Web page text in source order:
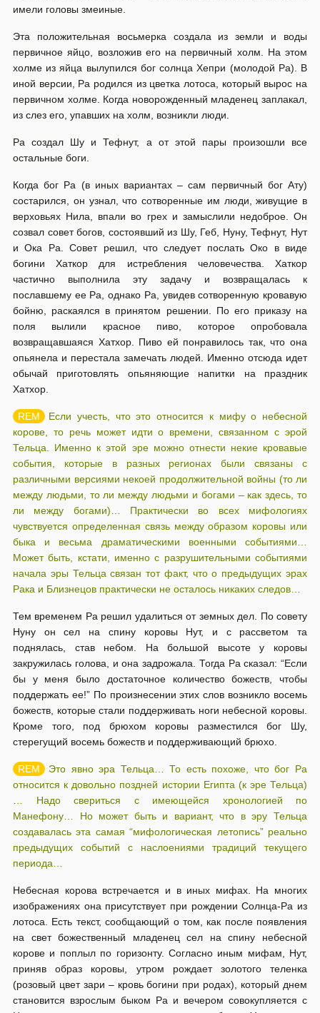
имели головы змеиные.
Эта положительная восьмерка создала из земли и воды
первичное яйцо, возложив его на первичный холм. На этом
холме из яйца вылупился бог солнца Хепри (молодой Ра). В
иной версии, Ра родился из цветка лотоса, который вырос на
первичном холме. Когда новорожденный младенец заплакал,
из слез его, упавших на холм, возникли люди.
Ра создал Шу и Тефнут, а от этой пары произошли все
остальные боги.
Когда бог Ра (в иных вариантах – сам первичный бог Ату)
состарился, он узнал, что сотворенные им люди, живущие в
верховьях Нила, впали во грех и замыслили недоброе. Он
созвал совет богов, состоявший из Шу, Геб, Нуну, Тефнут, Нут
и Ока Ра. Совет решил, что следует послать Око в виде
богини Хаткор для истребления человечества. Хаткор
частично выполнила эту задачу и возвращалась к
пославшему ее Ра, однако Ра, увидев сотворенную кровавую
бойню, раскаялся в принятом решении. По его приказу на
поля вылили красное пиво, которое опробовала
возвращавшаяся Хатхор. Пиво ей понравилось так, что она
опьянела и перестала замечать людей. Именно отсюда идет
обычай приготовлять опьяняющие напитки на праздник
Хатхор.
Если учесть, что это относится к мифу о небесной
корове, то речь может идти о времени, связанном с эрой
Тельца. Именно к этой эре можно отнести некие кровавые
события, которые в разных регионах были связаны с
различными версиями некоей продолжительной войны (то ли
между людьми, то ли между людьми и богами – как здесь, то
ли между богами)… Практически во всех мифологиях
чувствуется определенная связь между образом коровы или
быка и весьма драматическими военными событиями…
Может быть, кстати, именно с разрушительными событиями
начала эры Тельца связан тот факт, что о предыдущих эрах
Рака и Близнецов практически не осталось никаких следов…
Тем временем Ра решил удалиться от земных дел. По совету
Нуну он сел на спину коровы Нут, и с рассветом та
поднялась, став небом. На большой высоте у коровы
закружилась голова, и она задрожала. Тогда Ра сказал: “Если
бы у меня было достаточное количество божеств, чтобы
поддержать ее!” По произнесении этих слов возникло восемь
божеств, которые стали поддерживать ноги небесной коровы.
Кроме того, под брюхом коровы разместился бог Шу,
стерегущий восемь божеств и поддерживающий брюхо.
Это явно эра Тельца… То есть похоже, что бог Ра
относится к довольно поздней истории Египта (к эре Тельца)
… Надо свериться с имеющейся хронологией по
Манефону… Но может быть и вариант, что в эру Тельца
создавалась эта самая “мифологическая летопись” реально
предыдущих событий с наслоениями традиций текущего
периода…
Небесная корова встречается и в иных мифах. На многих
изображениях она присутствует при рождении Солнца-Ра из
лотоса. Есть текст, сообщающий о том, как после появления
на свет божественный младенец сел на спину небесной
корове и поплыл по горизонту. Согласно иным мифам, Нут,
приняв образ коровы, утром рождает золотого теленка
(розовый цвет зари – кровь богини при родах), который днем
становится взрослым быком Ра и вечером совокупляется с